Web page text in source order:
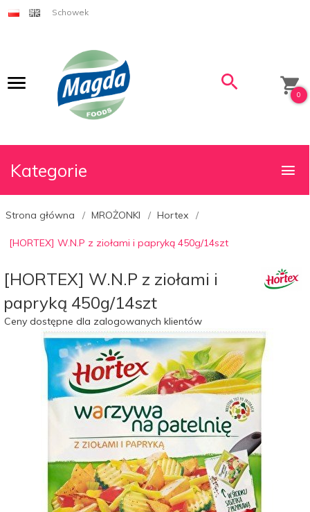
Schowek
0
Kategorie
Strona główna MROŻONKI Hortex
[HORTEX] W.N.P z ziołami i papryką 450g/14szt
[HORTEX] W.N.P z ziołami i
papryką 450g/14szt
Ceny dostępne dla zalogowanych klientów